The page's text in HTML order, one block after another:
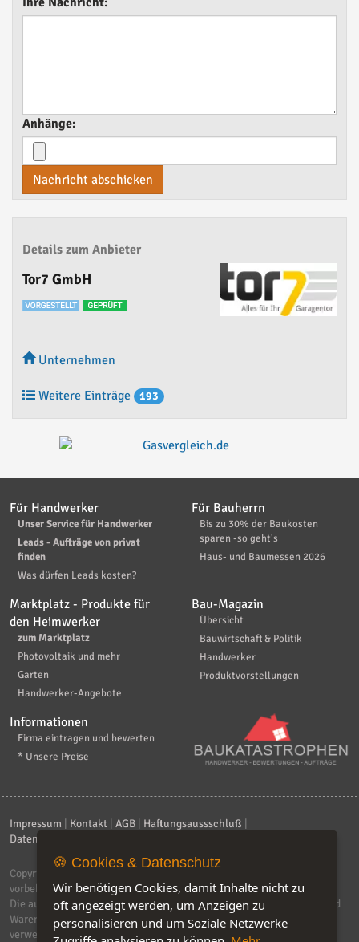
Anhänge:
Nachricht abschicken
Details zum Anbieter
Tor7 GmbH
Unternehmen
Weitere Einträge 193
Für Handwerker
Unser Service für Handwerker
Leads - Aufträge von privat
finden
Was dürfen Leads kosten?
Für Bauherrn
Bis zu 30% der Baukosten
sparen -so geht's
Haus- und Baumessen 2026
Marktplatz - Produkte für
den Heimwerker
zum Marktplatz
Photovoltaik und mehr
Garten
Handwerker-Angebote
Bau-Magazin
Übersicht
Bauwirtschaft & Politik
Handwerker
Produktvorstellungen
Informationen
Firma eintragen und bewerten
* Unsere Preise
Impressum Kontakt AGB Haftungsaussschluß
Datenschutzerklärung
Copyright © 2026
vorbehalten.
Die auf dieser Seite verwendeten Produktbezeichnungen, Namen und
Warenzeichen sind Eigentum der jeweiligen Firmen. Unser Portal
verwendet Affiliat-Links, für dir wir Geld erhalten.
🍪 Cookies & Datenschutz
Wir benötigen Cookies, damit Inhalte nicht zu
oft angezeigt werden, um Anzeigen zu
personalisieren und um Soziale Netzwerke